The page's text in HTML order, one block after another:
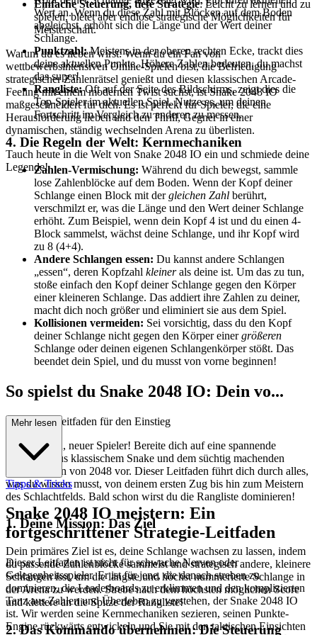
Einfache Steuerung, tiefe Strategie: Leicht zu lernen und zu
spielen, bietet aber endlose strategische Möglichkeiten für
Meisterschaft.
Warum du es lieben wirst: Wenn du ein Fan von
wettbewerbsintensiven Online-Spielen bist, die Befriedigung
strategischer Zahlenrätsel genießt und diesen klassischen Arcade-
Feeling mit einem modernen Twist suchst, ist Snake 2048 IO
maßgeschneidert für dich. Es ist perfekt für Spieler, die eine
Herausforderung lieben und den Thrill, Gegner in einer
dynamischen, ständig wechselnden Arena zu überlisten.
Tauch heute in die Welt von Snake 2048 IO ein und schmiede deine
Legende!
Wert an. Wenn du diese Zahl mit Blöcken auf dem Boden
abgleichst, erhöht sich die Länge und der Wert deiner
Schlange.
Punktzahl:Meistens in der oberen rechten Ecke, trackt dies
deine aktuellen Punkte. Höhere Zahlen bedeuten, du machst
das super!
Rangliste:Oft auf der Seite des Bildschirms, zeigt dies die
Top-Spieler im aktuellen Spiel. Nutze es, um deinen
Fortschritt im Vergleich zu anderen zu messen.
4. Die Regeln der Welt: Kernmechaniken
Zahlen-Vermischung: Während du dich bewegst, sammle
lose Zahlenblöcke auf dem Boden. Wenn der Kopf deiner
Schlange einen Block mit dergleichen Zahl berührt,
verschmilzt er, was die Länge und den Wert deiner Schlange
erhöht. Zum Beispiel, wenn dein Kopf 4 ist und du einen 4-
Block sammelst, wächst deine Schlange, und ihr Kopf wird
zu 8 (4+4).
Andere Schlangen essen: Du kannst andere Schlangen
„essen“, deren Kopfzahl kleinerals deine ist. Um das zu tun,
stoße einfach den Kopf deiner Schlange gegen den Körper
einer kleineren Schlange. Das addiert ihre Zahlen zu deiner,
macht dich noch größer und eliminiert sie aus dem Spiel.
Kollisionen vermeiden: Sei vorsichtig, dass du den Kopf
deiner Schlange nicht gegen den Körper einergrößeren
Schlange oder deinen eigenen Schlangenkörper stößt. Das
beendet dein Spiel, und du musst von vorne beginnen!
So spielst du Snake 2048 IO: Dein vo...
llständiger Leitfaden für den Einstieg
Willkommen, neuer Spieler! Bereite dich auf eine spannende
Mischung aus klassischem Snake und dem süchtig machenden
Puzzle-Lösen von 2048 vor. Dieser Leitfaden führt dich durch alles,
was du wissen musst, von deinem ersten Zug bis hin zum Meistern
des Schlachtfelds. Bald schon wirst du die Rangliste dominieren!
1. Deine Mission: Das Ziel
Dein primäres Ziel ist es, deine Schlange wachsen zu lassen, indem
du passende Zahlenblöcke sammelst und strategisch andere, kleinere
Schlangen isst, um die längste und höchst nummerierte Schlange in
der Arena zu werden. Strebe nach dem höchsten möglichen Score
und klettere an die Spitze der Rangliste!
2. Das Kommando übernehmen: Die Steuerung
Mehr lesen
Tipps & Tricks
Snake 2048 IO meistern: Ein
fortgeschrittener Strategie-Leitfaden
Dieser Leitfaden ist nicht für schwache Nerven oder
Gelegenheitsspieler. Er ist für jene, die danach streben zu
dominieren, die Leaderboards zu erklimmen und den komplizierten
Tanz aus Zahlen und Überleben zu verstehen, der Snake 2048 IO
ist. Wir werden seine Kernmechaniken sezieren, seinen Punkte-
Engine rückwärts entwickeln und Sie mit den taktischen Einsichten